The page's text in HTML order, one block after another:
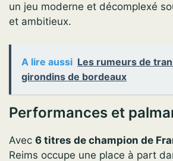
un jeu moderne et décomplexé
et ambitieux.
A lire aussi Les rumeurs de
girondins de bordeaux
Performances et
Avec 6 titres de champion de
Reims occupe une place à part